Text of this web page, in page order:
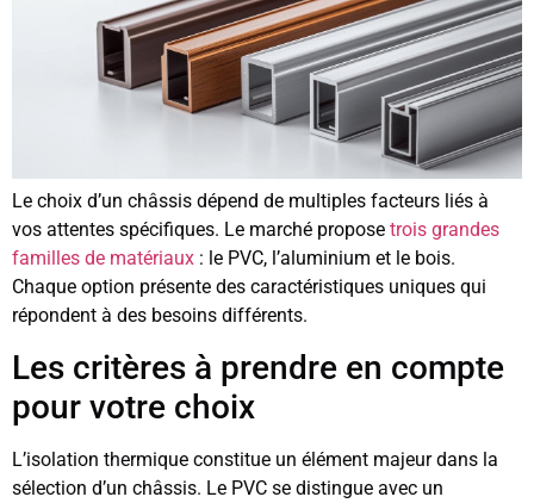
Le choix d’un châssis dépend de multiples facteurs liés à
vos attentes spécifiques. Le marché propose trois grandes
familles de matériaux : le PVC, l’aluminium et le bois.
Chaque option présente des caractéristiques uniques qui
répondent à des besoins différents.
Les critères à prendre en compte
pour votre choix
L’isolation thermique constitue un élément majeur dans la
sélection d’un châssis. Le PVC se distingue avec un